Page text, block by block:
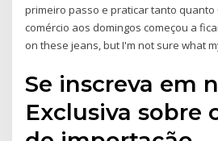
primeiro passo e praticar tanto
comércio aos domingos começou a
on these jeans, but I'm not sure what
Se inscreva em
Exclusiva sobre